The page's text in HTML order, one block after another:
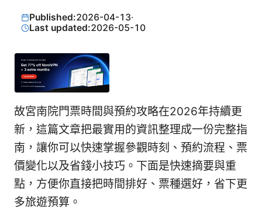
Published:2026-04-13·
Last updated:2026-05-10
故宮南院門票時間與預約攻略在2026年持續更
新，這篇文章把最實用的資訊整理成一份完整指
南，讓你可以快速掌握參觀時刻、預約流程、票
價變化以及省錢小技巧。下面是快速摘要與重
點，方便你直接把時間排好、票種選好，省下更
多旅遊預算。